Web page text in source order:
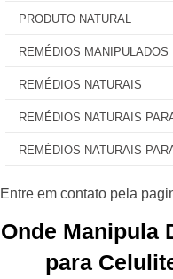
PRODUTO NATURAL
REMÉDIOS MANIPULADOS
REMÉDIOS NATURAIS
REMÉDIOS NATURAIS
REMÉDIOS NATURAIS
Onde Manipula
para